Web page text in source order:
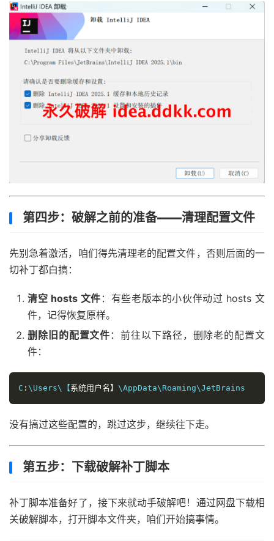
第四步：破解之前的准备——清理配置文件
先别急着激活，咱们得先清理老的配置文件，否则后面的一
切补丁都白搞：
清空 hosts 文件 ：有些老版本的小伙伴动过 hosts 文
件，记得恢复原样。
删除旧的配置文件 ：前往以下路径，删除老的配置文
件：
C : \Users\【系统用户名】 \AppData\Roaming\JetBrains
没有搞过这些配置的，跳过这步，继续往下走。
第五步：下载破解补丁脚本
补丁脚本准备好了，接下来就动手破解吧！通过网盘下载相
关破解脚本，打开脚本文件夹，咱们开始搞事情。